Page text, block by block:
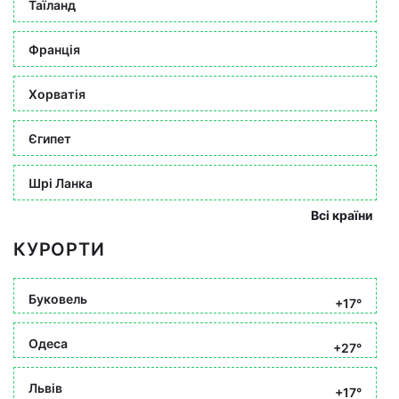
Таїланд
Франція
Хорватія
Єгипет
Шрі Ланка
Всі країни
КУРОРТИ
Буковель +17°
Одеса +27°
Львів +17°